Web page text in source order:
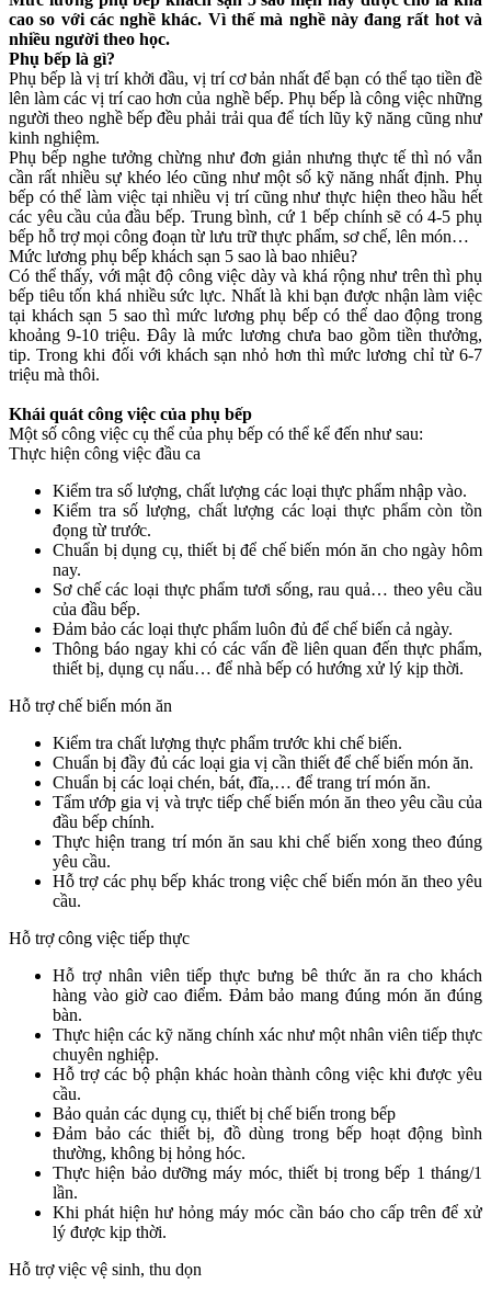
cao so với các nghề khác. Vì thế mà nghề này đang rất hot và
nhiều người theo học.
Phụ bếp là gì?
Phụ bếp là vị trí khởi đầu, vị trí cơ bản nhất để bạn có thể tạo tiền đề
lên làm các vị trí cao hơn của nghề bếp. Phụ bếp là công việc những
người theo nghề bếp đều phải trải qua để tích lũy kỹ năng cũng như
kinh nghiệm.
Phụ bếp nghe tưởng chừng như đơn giản nhưng thực tế thì nó vẫn
cần rất nhiều sự khéo léo cũng như một số kỹ năng nhất định. Phụ
bếp có thể làm việc tại nhiều vị trí cũng như thực hiện theo hầu hết
các yêu cầu của đầu bếp. Trung bình, cứ 1 bếp chính sẽ có 4-5 phụ
bếp hỗ trợ mọi công đoạn từ lưu trữ thực phẩm, sơ chế, lên món…
Mức lương phụ bếp khách sạn 5 sao là bao nhiêu?
Có thể thấy, với mật độ công việc dày và khá rộng như trên thì phụ
bếp tiêu tốn khá nhiều sức lực. Nhất là khi bạn được nhận làm việc
tại khách sạn 5 sao thì mức lương phụ bếp có thể dao động trong
khoảng 9-10 triệu. Đây là mức lương chưa bao gồm tiền thưởng,
tip. Trong khi đối với khách sạn nhỏ hơn thì mức lương chỉ từ 6-7
triệu mà thôi.
Khái quát công việc của phụ bếp
Một số công việc cụ thể của phụ bếp có thể kể đến như sau:
Thực hiện công việc đầu ca
Kiểm tra số lượng, chất lượng các loại thực phẩm nhập vào.
Kiểm tra số lượng, chất lượng các loại thực phẩm còn tồn
đọng từ trước.
Chuẩn bị dụng cụ, thiết bị để chế biến món ăn cho ngày hôm
nay.
Sơ chế các loại thực phẩm tươi sống, rau quả… theo yêu cầu
của đầu bếp.
Đảm bảo các loại thực phẩm luôn đủ để chế biến cả ngày.
Thông báo ngay khi có các vấn đề liên quan đến thực phẩm,
thiết bị, dụng cụ nấu… để nhà bếp có hướng xử lý kịp thời.
Hỗ trợ chế biến món ăn
Kiểm tra chất lượng thực phẩm trước khi chế biến.
Chuẩn bị đầy đủ các loại gia vị cần thiết để chế biến món ăn.
Chuẩn bị các loại chén, bát, đĩa,… để trang trí món ăn.
Tẩm ướp gia vị và trực tiếp chế biến món ăn theo yêu cầu của
đầu bếp chính.
Thực hiện trang trí món ăn sau khi chế biến xong theo đúng
yêu cầu.
Hỗ trợ các phụ bếp khác trong việc chế biến món ăn theo yêu
cầu.
Hỗ trợ công việc tiếp thực
Hỗ trợ nhân viên tiếp thực bưng bê thức ăn ra cho khách
hàng vào giờ cao điểm. Đảm bảo mang đúng món ăn đúng
bàn.
Thực hiện các kỹ năng chính xác như một nhân viên tiếp thực
chuyên nghiệp.
Hỗ trợ các bộ phận khác hoàn thành công việc khi được yêu
cầu.
Bảo quản các dụng cụ, thiết bị chế biến trong bếp
Đảm bảo các thiết bị, đồ dùng trong bếp hoạt động bình
thường, không bị hỏng hóc.
Thực hiện bảo dưỡng máy móc, thiết bị trong bếp 1 tháng/1
lần.
Khi phát hiện hư hỏng máy móc cần báo cho cấp trên để xử
lý được kịp thời.
Hỗ trợ việc vệ sinh, thu dọn